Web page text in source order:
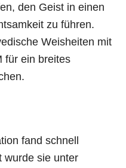
den Geist in einen
zu führen.
Weisheiten mit
für ein breites
fand schnell
wurde sie unter